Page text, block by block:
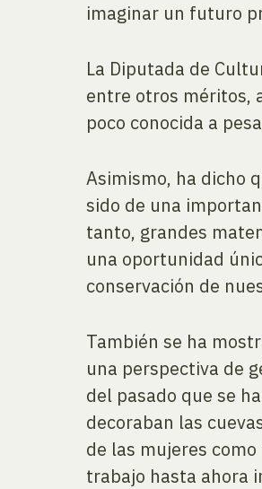
imaginar un futuro
La Diputada de
entre otros méritos,
poco conocida a
Asimismo, ha dicho
sido de una
tanto, grandes
una oportunidad
conservación de
También se ha
una perspectiva de
del pasado que se
decoraban las
de las mujeres
trabajo hasta ahora